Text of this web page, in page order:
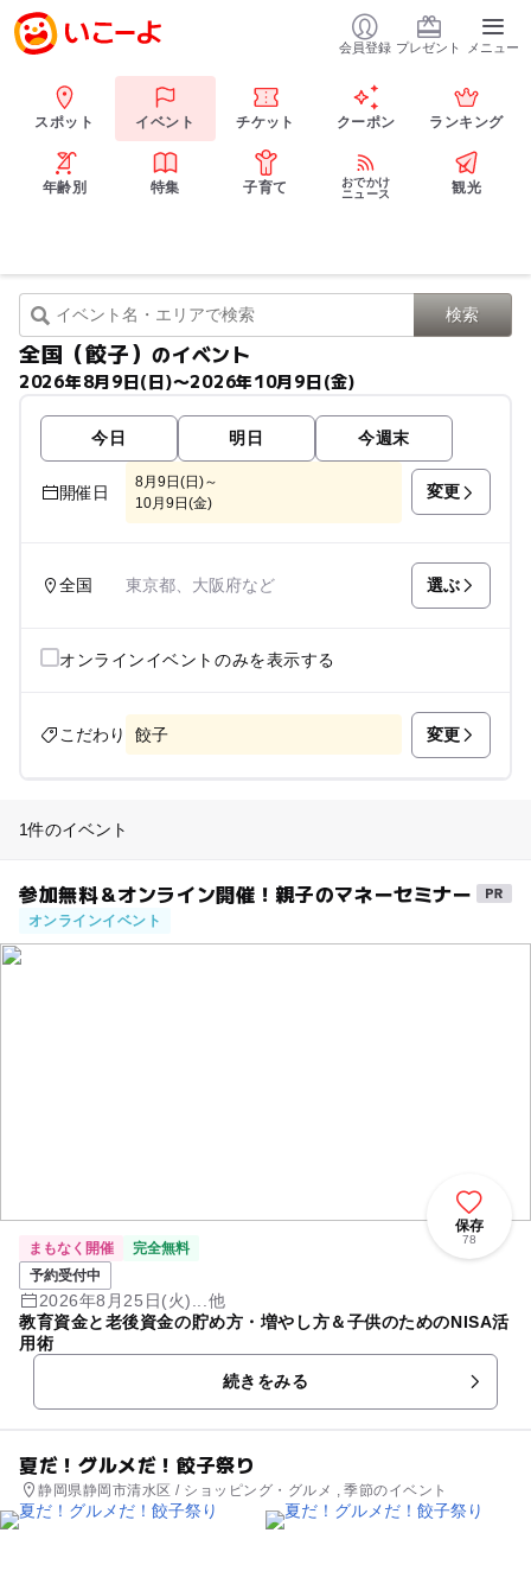
会員登録 プレゼント メニュー
スポット イベント チケット クーポン ランキング
年齢別 特集 子育て
おでかけ
ニュース
観光
全国（餃子）のイベント
2026年8月9日(日)〜2026年10月9日(金)
今日 明日 今週末
開催日
8月9日(日)～
10月9日(金)
変更
全国 東京都、大阪府など 選ぶ
オンラインイベントのみを表示する
こだわり 餃子 変更
1件のイベント
参加無料＆オンライン開催！親子のマネーセミナー
オンラインイベント
保存
78
まもなく開催
完全無料
予約受付中
2026年8月25日(火)...他
教育資金と老後資金の貯め方・増やし方＆子供のためのNISA活
用術
続きをみる
夏だ！グルメだ！餃子祭り
静岡県静岡市清水区 / ショッピング・グルメ , 季節のイベント